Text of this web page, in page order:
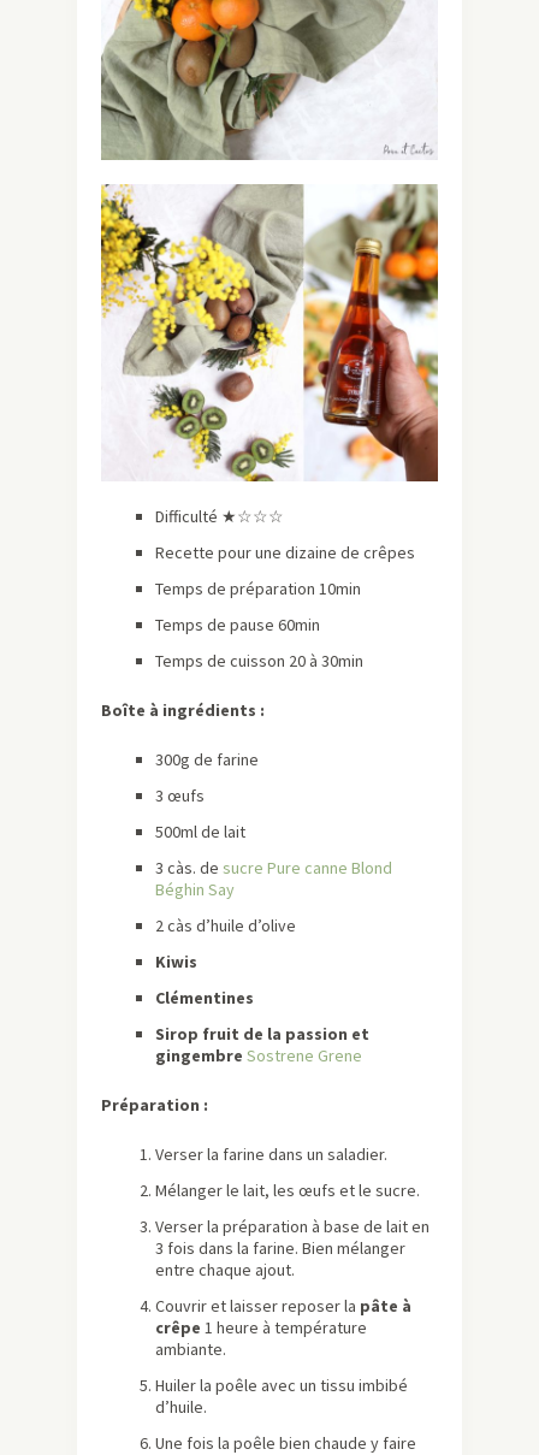
Difficulté ★☆☆☆
Recette pour une dizaine de crêpes
Temps de préparation 10min
Temps de pause 60min
Temps de cuisson 20 à 30min
Boîte à ingrédients :
300g de farine
3 œufs
500ml de lait
3 càs. de sucre Pure canne Blond
Béghin Say
2 càs d’huile d’olive
Kiwis
Clémentines
Sirop fruit de la passion et
gingembre Sostrene Grene
Préparation :
Verser la farine dans un saladier.
Mélanger le lait, les œufs et le sucre.
Verser la préparation à base de lait en
3 fois dans la farine. Bien mélanger
entre chaque ajout.
Couvrir et laisser reposer la pâte à
crêpe 1 heure à température
ambiante.
Huiler la poêle avec un tissu imbibé
d’huile.
Une fois la poêle bien chaude y faire